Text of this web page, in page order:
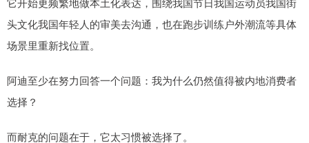
头文化我国年轻人的审美去沟通，也在跑步训练户外潮流等具体
场景里重新找位置。
阿迪至少在努力回答一个问题：我为什么仍然值得被内地消费者
选择？
而耐克的问题在于，它太习惯被选择了。